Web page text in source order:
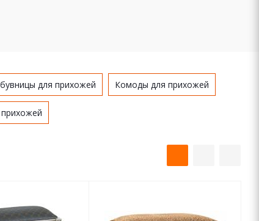
для прихожей Комоды для прихожей